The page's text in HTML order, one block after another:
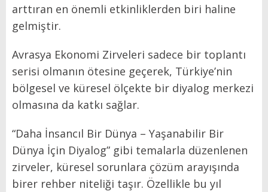
arttıran en önemli etkinliklerden biri haline
gelmiştir.
Avrasya Ekonomi Zirveleri sadece bir toplantı
serisi olmanın ötesine geçerek, Türkiye’nin
bölgesel ve küresel ölçekte bir diyalog merkezi
olmasına da katkı sağlar.
“Daha İnsancıl Bir Dünya – Yaşanabilir Bir
Dünya İçin Diyalog” gibi temalarla düzenlenen
zirveler, küresel sorunlara çözüm arayışında
birer rehber niteliği taşır. Özellikle bu yıl